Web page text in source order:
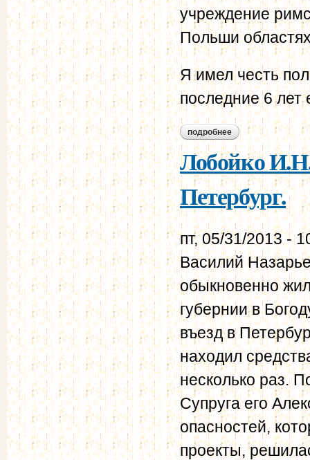
учреждение
Польши
Я имел честь
последние 6 лет
подробнее о лобойко и.н.
Лобойко
Петербург.
пт, 05/31/2013 -
Василий
обыкновенно
губернии в
въезд в
находил
несколько раз.
Супруга его
опасностей,
проекты,